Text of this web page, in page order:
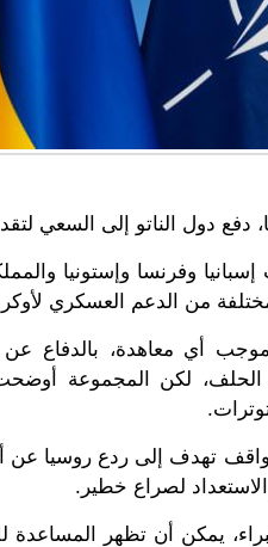
دفع دول الناتو إلى السعي
وفرنسا وإستونيا
من الدعم العسكري
أي معاهدة، بالدفاع عن
لكن المجموعة
تهدف إلى ردع روسيا عن
لصراع خطير.
يمكن أن تظهر المساعدة